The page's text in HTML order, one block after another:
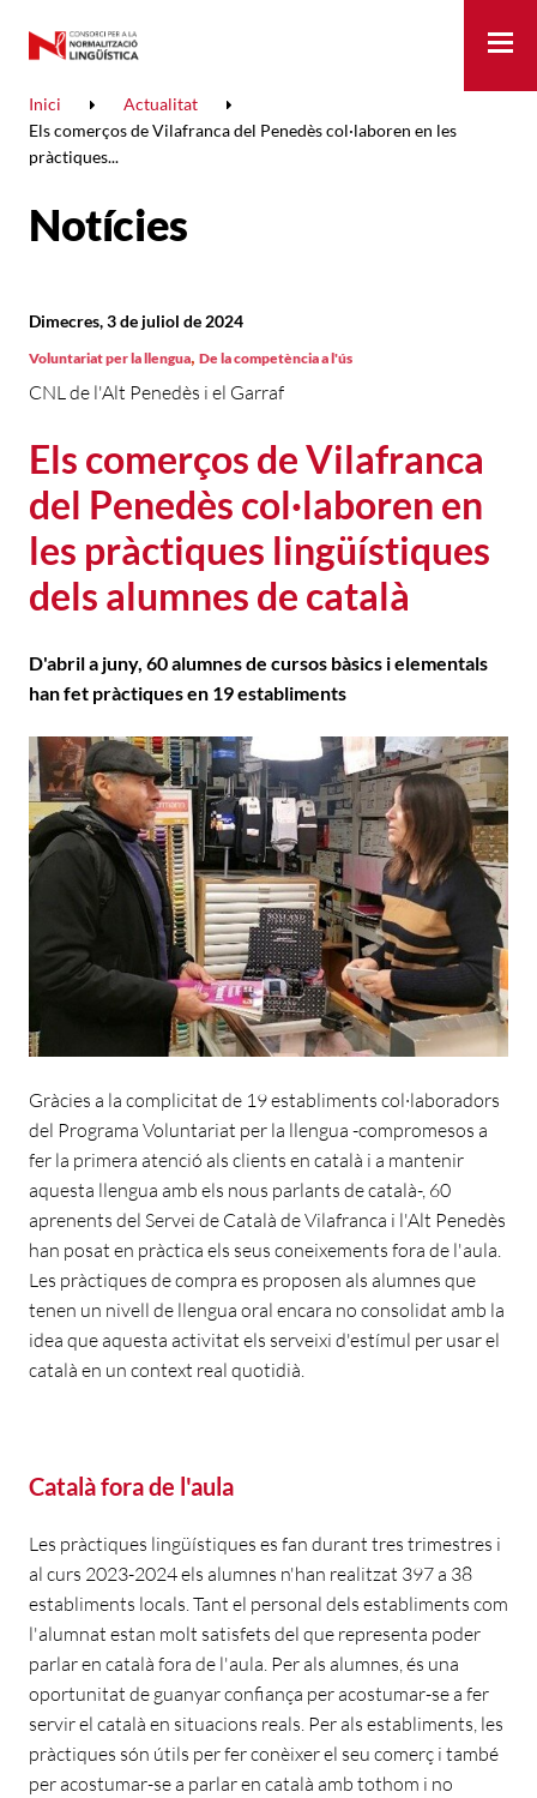
Inici
Actualitat
Els comerços de Vilafranca del Penedès col·laboren en les
pràctiques...
Notícies
Els comerços de Vilafranca
del Penedès col·laboren en
les pràctiques lingüístiques
dels alumnes de català
CNL de l'Alt Penedès i el Garraf
Dimecres, 3 de juliol de 2024
Voluntariat per la llengua, De la competència a l'ús
D'abril a juny, 60 alumnes de cursos bàsics i elementals
han fet pràctiques en 19 establiments
Gràcies a la complicitat de 19 establiments col·laboradors
del Programa Voluntariat per la llengua -compromesos a
fer la primera atenció als clients en català i a mantenir
aquesta llengua amb els nous parlants de català-, 60
aprenents del Servei de Català de Vilafranca i l'Alt Penedès
han posat en pràctica els seus coneixements fora de l'aula.
Les pràctiques de compra es proposen als alumnes que
tenen un nivell de llengua oral encara no consolidat amb la
idea que aquesta activitat els serveixi d'estímul per usar el
català en un context real quotidià.
Català fora de l'aula
Les pràctiques lingüístiques es fan durant tres trimestres i
al curs 2023-2024 els alumnes n'han realitzat 397 a 38
establiments locals. Tant el personal dels establiments com
l'alumnat estan molt satisfets del que representa poder
parlar en català fora de l'aula. Per als alumnes, és una
oportunitat de guanyar confiança per acostumar-se a fer
servir el català en situacions reals. Per als establiments, les
pràctiques són útils per fer conèixer el seu comerç i també
per acostumar-se a parlar en català amb tothom i no